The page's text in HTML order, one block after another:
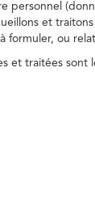
personnel
et
ou
et traitées sont